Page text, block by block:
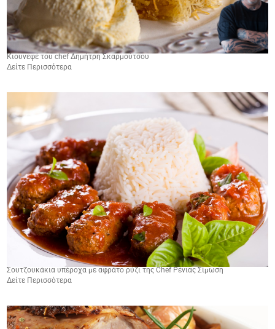
Κιουνεφέ του chef Δημήτρη Σκαρμούτσου
Δείτε Περισσότερα
Σουτζουκάκια υπέροχα με αφράτο ρύζι της Chef Ρένιας Σίμωση
Δείτε Περισσότερα